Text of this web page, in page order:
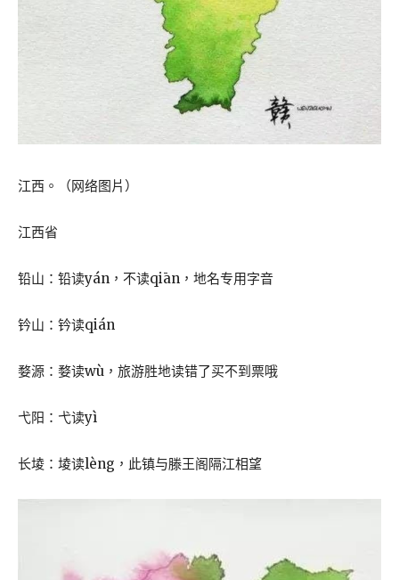
江西。（网络图片）
江西省
铅山：铅读yán，不读qiān，地名专用字音
钤山：钤读qián
婺源：婺读wù，旅游胜地读错了买不到票哦
弋阳：弋读yì
长堎：堎读lèng，此镇与滕王阁隔江相望